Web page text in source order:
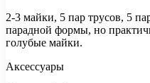
2-3 майки, 5 пар трусов, 5
парадной формы, но
голубые майки.
Аксессуары